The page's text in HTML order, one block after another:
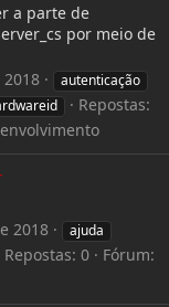
a parte de
por meio de
autenticação
Repostas:
2018
ajuda
Repostas: 0
Fórum: